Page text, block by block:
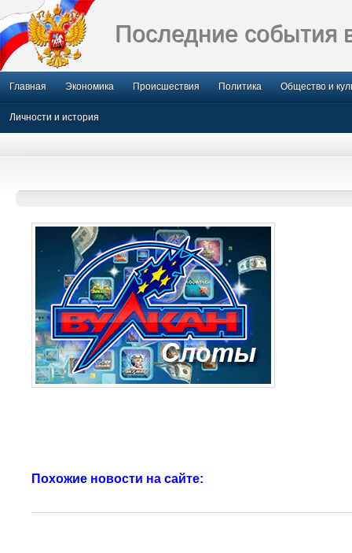
Последние события
Главная Экономика Происшествия Политика Общество и
Личности и история
Похожие новости на сайте: